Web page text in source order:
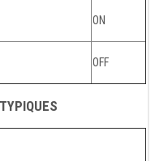
ON
OFF